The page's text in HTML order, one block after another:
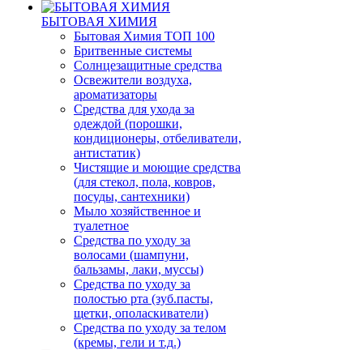
БЫТОВАЯ ХИМИЯ
Бытовая Химия ТОП 100
Бритвенные системы
Солнцезащитные средства
Освежители воздуха,
ароматизаторы
Средства для ухода за
одеждой (порошки,
кондиционеры, отбеливатели,
антистатик)
Чистящие и моющие средства
(для стекол, пола, ковров,
посуды, сантехники)
Мыло хозяйственное и
туалетное
Средства по уходу за
волосами (шампуни,
бальзамы, лаки, муссы)
Средства по уходу за
полостью рта (зуб.пасты,
щетки, ополаскиватели)
Средства по уходу за телом
(кремы, гели и т.д.)